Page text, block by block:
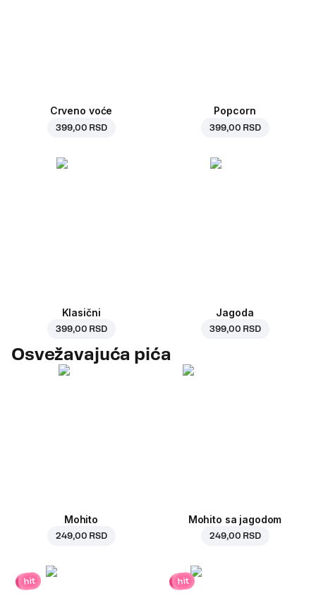
Crveno voće
399,00 RSD
Popcorn
399,00 RSD
Klasični
399,00 RSD
Jagoda
399,00 RSD
Osvežavajuća pića
Mohito
249,00 RSD
Mohito sa jagodom
249,00 RSD
hit hit